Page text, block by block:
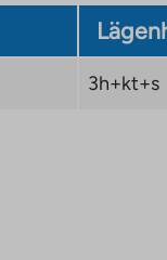
3h+kt+s